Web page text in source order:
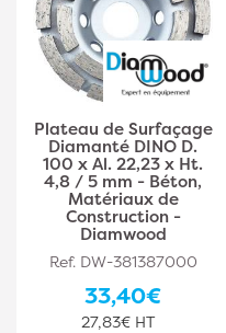
Plateau de Surfaçage
Diamanté DINO D.
100 x Al. 22,23 x Ht.
4,8 / 5 mm - Béton,
Matériaux de
Construction -
Diamwood
Ref. DW-381387000
33,40€
27,83€ HT